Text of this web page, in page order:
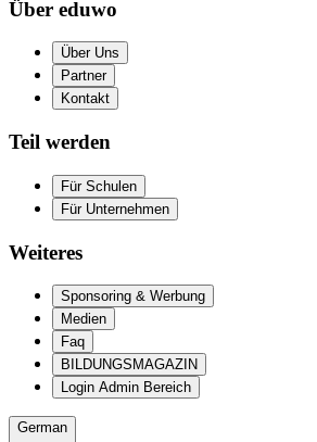
Über eduwo
Über Uns
Partner
Kontakt
Teil werden
Für Schulen
Für Unternehmen
Weiteres
Sponsoring & Werbung
Medien
Faq
BILDUNGSMAGAZIN
Login Admin Bereich
German